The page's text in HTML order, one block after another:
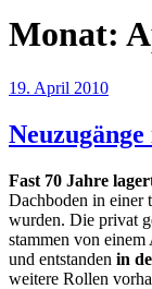
Monat:
Veröffentlicht
19. April 2010
Fast 70 Jahre
Dachboden in einer
wurden. Die privat
stammen von einem
und entstanden in
weitere Rollen